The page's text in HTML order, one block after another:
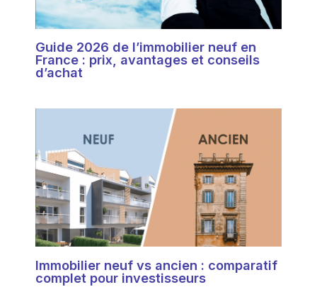
Guide 2026 de l’immobilier neuf en
France : prix, avantages et conseils
d’achat
Immobilier neuf vs ancien : comparatif
complet pour investisseurs